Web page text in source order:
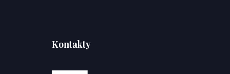
Kontakty